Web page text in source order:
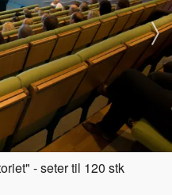
- seter til 120 stk